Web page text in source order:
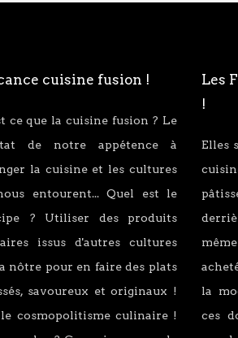
cuisine fusion !
ce que la cuisine fusion ? Le
de notre appétence à
la cuisine et les cultures
entourent... Quel est le
? Utiliser des produits
issus d'autres cultures
nôtre pour en faire des plats
savoureux et originaux !
cosmopolitisme culinaire !
Les
!
Elles
la
ces